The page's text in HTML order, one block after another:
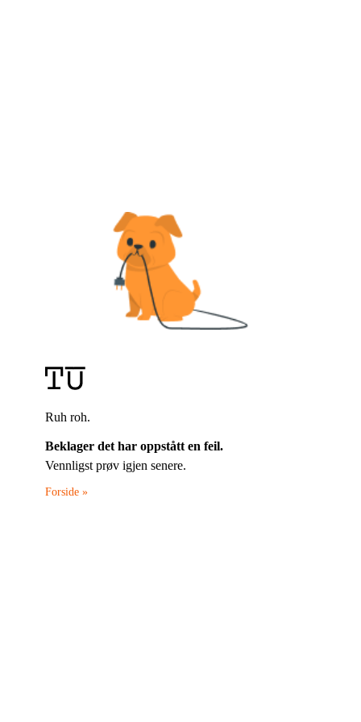
Ruh roh.
Beklager det har oppstått en feil.
Vennligst prøv igjen senere.
Forside »